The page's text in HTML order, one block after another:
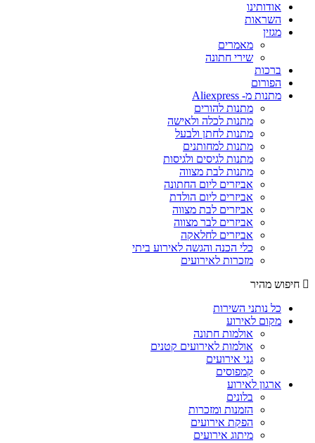
אודותינו
השראות
מגזין
מאמרים
שירי חתונה
ברכות
הפורום
מתנות מ- Aliexpress
מתנות להורים
מתנות לכלה ולאישה
מתנות לחתן ולבעל
מתנות למחותנים
מתנות לגיסים ולגיסות
מתנות לבת מצווה
אביזרים ליום החתונה
אביזרים ליום הולדת
אביזרים לבת מצווה
אביזרים לבר מצווה
אביזרים לחלאקה
כלי הכנה והגשה לאירוע ביתי
מזכרות לאירועים
חיפוש מהיר
כל נותני השירות
מקום לאירוע
אולמות חתונה
אולמות לאירועים קטנים
גני אירועים
קמפוסים
ארגון לאירוע
בלונים
הזמנות ומזכרות
הפקת אירועים
מיתוג אירועים